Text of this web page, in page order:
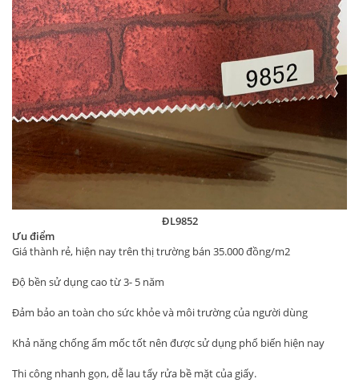
ĐL9852
Ưu điểm
Giá thành rẻ, hiện nay trên thị trường bán 35.000 đồng/m2
Độ bền sử dụng cao từ 3- 5 năm
Đảm bảo an toàn cho sức khỏe và môi trường của người dùng
Khả năng chống ẩm mốc tốt nên được sử dụng phổ biến hiện nay
Thi công nhanh gọn, dễ lau tẩy rửa bề mặt của giấy.